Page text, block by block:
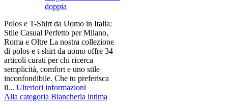
doppia
Polos e T-Shirt da Uomo in Italia:
Stile Casual Perfetto per Milano,
Roma e Oltre La nostra collezione
di polos e t-shirt da uomo offre 34
articoli curati per chi ricerca
semplicità, comfort e uno stile
inconfondibile. Che tu preferisca
il... Ulteriori informazioni
Alla categoria Biancheria intima